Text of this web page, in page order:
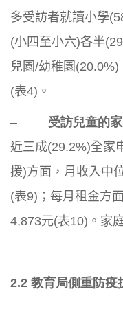
多受訪者就讀小學(
(小四至小六)各半(
兒園/幼稚園(20.0%)
(表4)。
– 受訪兒童的
近三成(29.2%)全家
援)方面， 月收入中
(表9)； 每月租金方
4,873元(表10)。家
2.2 教育局側重防